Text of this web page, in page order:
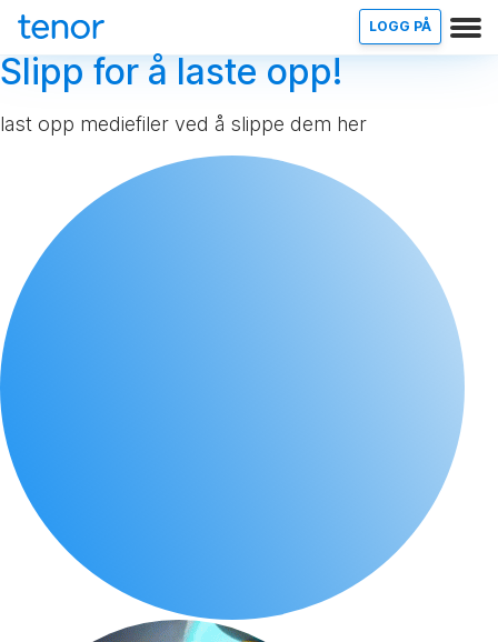
LOGG PÅ
Slipp for å laste opp!
last opp mediefiler ved å slippe dem her